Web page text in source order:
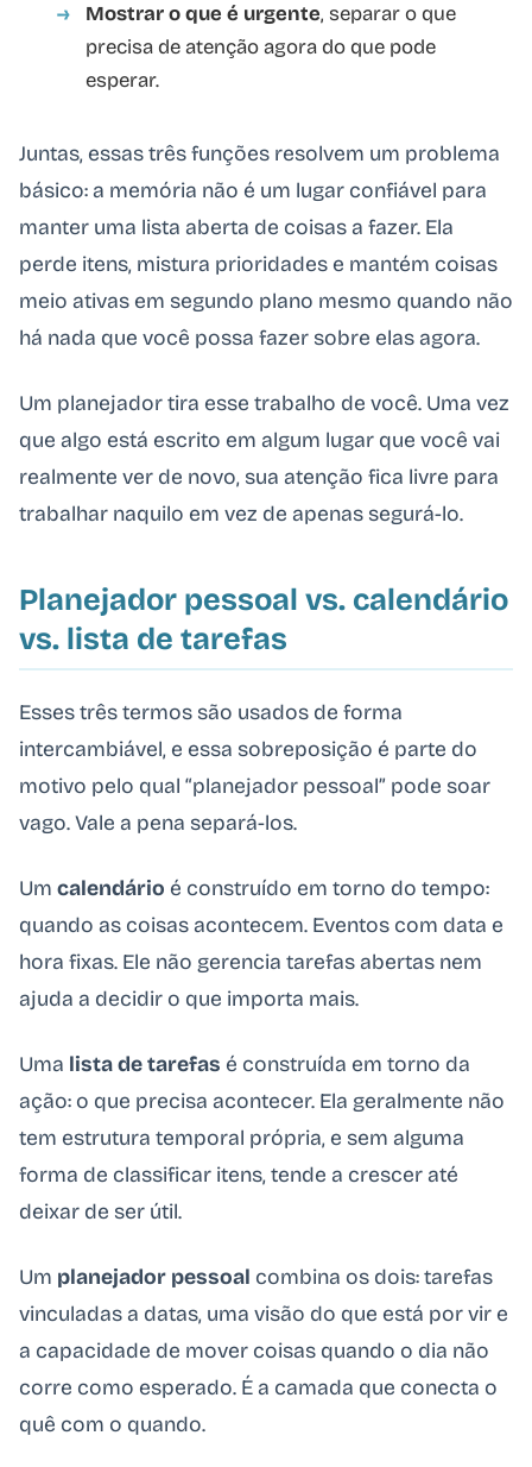
Mostrar o que é urgente, separar o que
precisa de atenção agora do que pode
esperar.
Juntas, essas três funções resolvem um problema
básico: a memória não é um lugar confiável para
manter uma lista aberta de coisas a fazer. Ela
perde itens, mistura prioridades e mantém coisas
meio ativas em segundo plano mesmo quando não
há nada que você possa fazer sobre elas agora.
Um planejador tira esse trabalho de você. Uma vez
que algo está escrito em algum lugar que você vai
realmente ver de novo, sua atenção fica livre para
trabalhar naquilo em vez de apenas segurá-lo.
Planejador pessoal vs. calendário
vs. lista de tarefas
Esses três termos são usados de forma
intercambiável, e essa sobreposição é parte do
motivo pelo qual “planejador pessoal” pode soar
vago. Vale a pena separá-los.
Um calendário é construído em torno do tempo:
quando as coisas acontecem. Eventos com data e
hora fixas. Ele não gerencia tarefas abertas nem
ajuda a decidir o que importa mais.
Uma lista de tarefas é construída em torno da
ação: o que precisa acontecer. Ela geralmente não
tem estrutura temporal própria, e sem alguma
forma de classificar itens, tende a crescer até
deixar de ser útil.
Um planejador pessoal combina os dois: tarefas
vinculadas a datas, uma visão do que está por vir e
a capacidade de mover coisas quando o dia não
corre como esperado. É a camada que conecta o
quê com o quando.